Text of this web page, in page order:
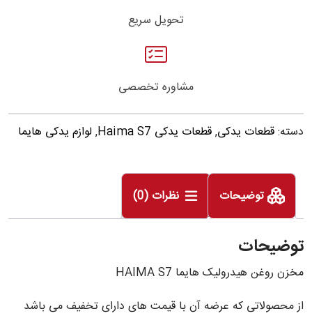
تحویل سریع
مشاوره تخصصی
دسته:قطعات یدکی,قطعات یدکی Haima S7 ,لوازم یدکی هایما
توضیحات نظرات (0)
توضیحات
مخزن روغن هیدرولیک هایما HAIMA S7
از محصولاتی که عرضه آن با قیمت های دارای تخفیف می باشد